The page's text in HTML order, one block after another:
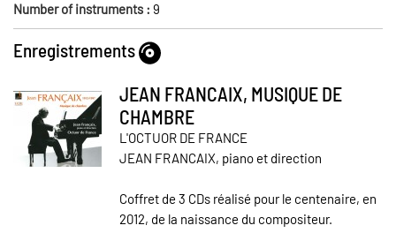
Number of instruments : 9
Enregistrements
JEAN FRANCAIX, MUSIQUE DE
CHAMBRE
L'OCTUOR DE FRANCE
JEAN FRANCAIX, piano et direction
Coffret de 3 CDs réalisé pour le centenaire, en
2012, de la naissance du compositeur.